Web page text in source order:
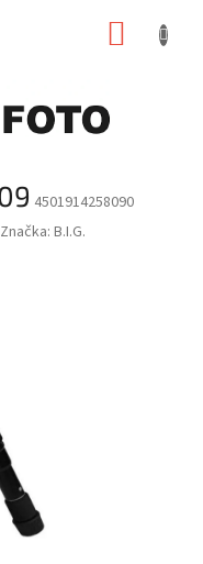
4501914258090
Značka: B.I.G.